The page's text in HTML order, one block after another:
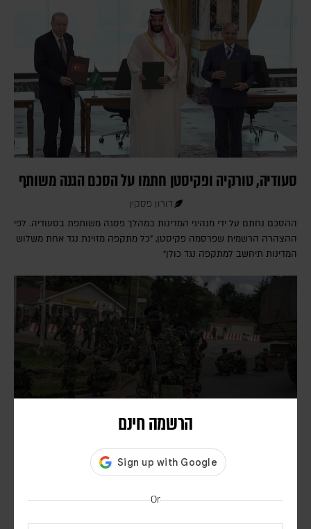
הרשמה חינם
Or
סעודיה, טורקיה ופקיסטן חתמו על הסכם הגנה משותף
דורון פסקין
ההסכם נחתם על ידי מנהיגי המדינות במהלך פסגה משותפת בסעודיה. לפי
ההצהרה הרשמית שפרסמה פקיסטן, "כל מתקפה מזוינת נגד אחת משלוש
המדינות תיחשב למתקפה נגד כולן"
בעקבות בקשתו של טראמפ – הפרלמנט באוגנדה אישר
שליחת חיילים לרצועת עזה במסגרת כוח הייצוב
הבין-לאומי